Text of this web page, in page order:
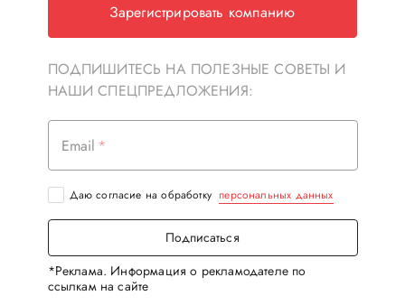
Зарегистрировать компанию
ПОДПИШИТЕСЬ НА ПОЛЕЗНЫЕ СОВЕТЫ И
НАШИ СПЕЦПРЕДЛОЖЕНИЯ:
Email
Даю согласие на обработку персональных данных
Подписаться
*Реклама. Информация о рекламодателе по
ссылкам на сайте